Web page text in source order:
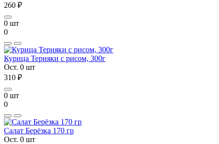
260 ₽
0 шт
0
Курица Терияки с рисом, 300г
Ост. 0 шт
310 ₽
0 шт
0
Салат Берёзка 170 гр
Ост. 0 шт